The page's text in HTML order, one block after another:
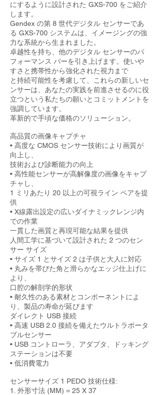
にするように設計された GXS-700 をご紹介
します。
Gendex の第 8 世代デジタル センサーであ
る GXS-700 システムは、イメージングの強
力な系統から生まれました。
卓越性を持ち、他のデジタル センサーのパ
フォーマンス バーを引き上げます。使いや
すさと携帯性から強化された視力まで
と持続可能性を考慮して、これらの新しいセ
ンサーは、あなたの実践を前進させるのに役
立つという私たちの願いとコミットメントを
強調しています。
革新的で手頃な価格のソリューション。
高品質の画像キャプチャ
• 高度な CMOS センサー技術により画質が
向上し、
技術および診断能力の向上
• 高性能センサーが高解像度の画像をキャプ
チャし、
1 ミリあたり 20 以上の可視ライン ペアを提
供
• X線露出設定の広いダイナミックレンジ内
での作業
一貫した画質と再現可能な結果を提供
人間工学に基づいて設計された 2 つのセン
サー サイズ
• サイズ 1 とサイズ 2 は子供と大人に対応
• 丸みを帯びた角と滑らかなエッジ仕上げに
より、
口腔の解剖学的形状
• 耐久性のある素材とコンポーネントによ
り、製品の寿命が延びます
ダイレクト USB 接続
• 高速 USB 2.0 接続を備えたウルトラポータ
ブルセンサー
• USB コントローラ、アダプタ、ドッキング
ステーションは不要
• 低消費電力
センサーサイズ 1 PEDO 技術仕様:
1. 外形寸法 (MM) = 25 X 37